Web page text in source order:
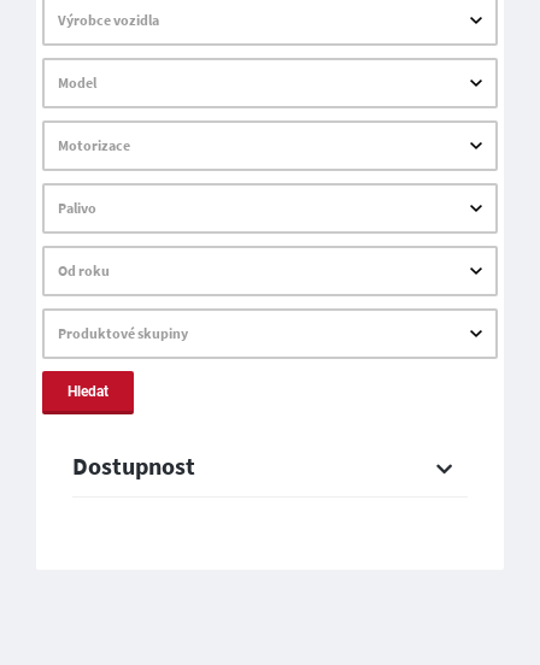
Výrobce vozidla
Model
Motorizace
Palivo
Od roku
Produktové skupiny
Hledat
Dostupnost